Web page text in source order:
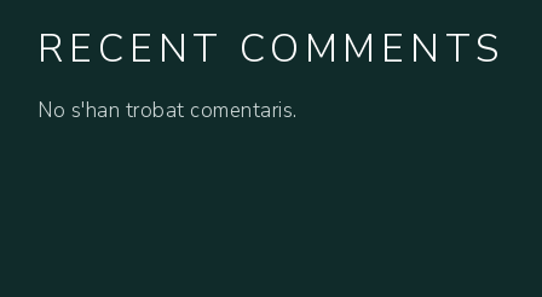
RECENT COMMENTS
No s'han trobat comentaris.